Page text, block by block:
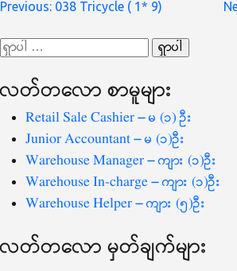
စာမူ
ပြ
Previous: 038 Tricycle ( 1* 9)
ရှာ
စကားလုံး
လတ်တ‌လော စာမူများ
Retail Sale Cashier – မ (၁) ဦး
Junior Accountant – မ (၁)ဦး
Warehouse Manager – ကျား (၁)ဦး
Warehouse In-charge – ကျား (၁)ဦး
Warehouse Helper – ကျား (၅)ဦး
လတ်တ‌လော မှတ်ချက်များ